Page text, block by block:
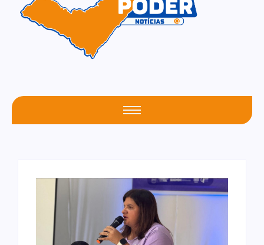
O seu portal atualizado